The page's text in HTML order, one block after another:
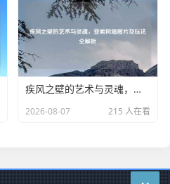
疾风之壁的艺术与灵魂，亚索风墙图片及玩法全解析
2026-08-07 215 人在看